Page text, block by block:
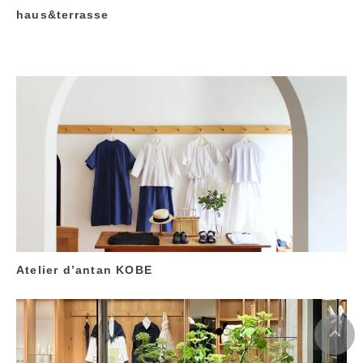
haus&terrasse
Atelier d’antan KOBE